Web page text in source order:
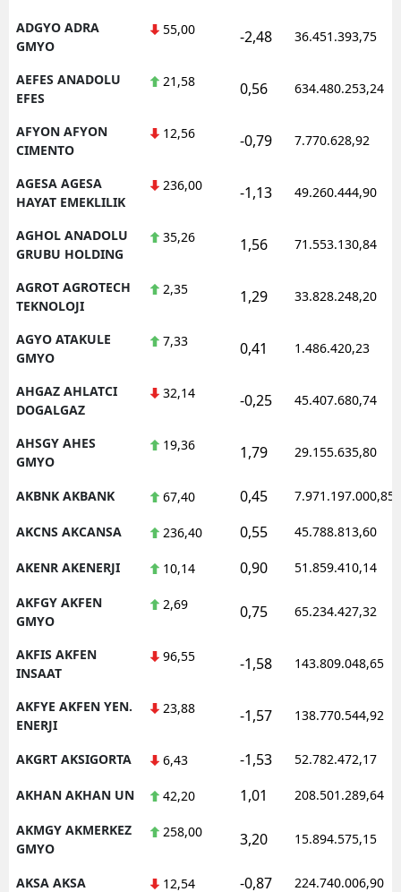
ADGYO ADRA
GMYO
55,00 -2,48 36.451.393,75
AEFES ANADOLU
EFES
21,58 0,56 634.480.253,24
AFYON AFYON
CIMENTO
12,56 -0,79 7.770.628,92
AGESA AGESA
HAYAT EMEKLILIK
236,00 -1,13 49.260.444,90
AGHOL ANADOLU
GRUBU HOLDING
35,26 1,56 71.553.130,84
AGROT AGROTECH
TEKNOLOJI
2,35 1,29 33.828.248,20
AGYO ATAKULE
GMYO
7,33 0,41 1.486.420,23
AHGAZ AHLATCI
DOGALGAZ
32,14 -0,25 45.407.680,74
AHSGY AHES
GMYO
19,36 1,79 29.155.635,80
AKBNK AKBANK 67,40 0,45 7.971.197.000,85
AKCNS AKCANSA 236,40 0,55 45.788.813,60
AKENR AKENERJI 10,14 0,90 51.859.410,14
AKFGY AKFEN
GMYO
2,69 0,75 65.234.427,32
AKFIS AKFEN
INSAAT
96,55 -1,58 143.809.048,65
AKFYE AKFEN YEN.
ENERJI
23,88 -1,57 138.770.544,92
AKGRT AKSIGORTA 6,43 -1,53 52.782.472,17
AKHAN AKHAN UN 42,20 1,01 208.501.289,64
AKMGY AKMERKEZ
GMYO
258,00 3,20 15.894.575,15
AKSA AKSA 12,54 -0,87 224.740.006,90